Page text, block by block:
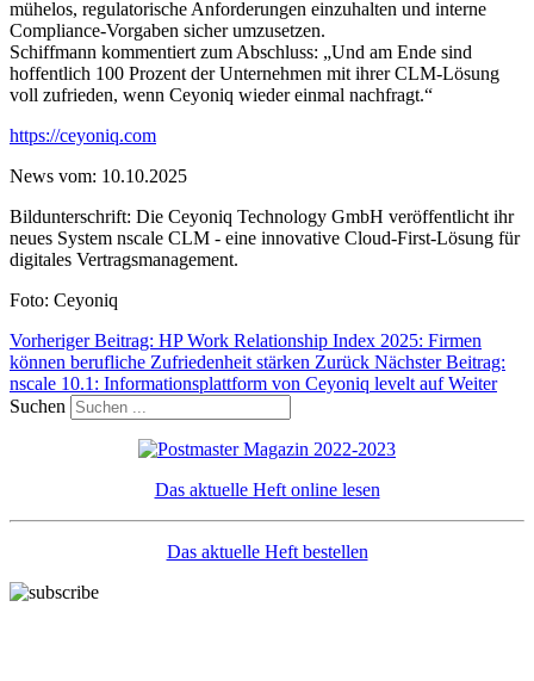
mühelos, regulatorische Anforderungen einzuhalten und interne
Compliance-Vorgaben sicher umzusetzen.
Schiffmann kommentiert zum Abschluss: „Und am Ende sind
hoffentlich 100 Prozent der Unternehmen mit ihrer CLM-Lösung
voll zufrieden, wenn Ceyoniq wieder einmal nachfragt.“
https://ceyoniq.com
News vom: 10.10.2025
Bildunterschrift: Die Ceyoniq Technology GmbH veröffentlicht ihr
neues System nscale CLM - eine innovative Cloud-First-Lösung für
digitales Vertragsmanagement.
Foto: Ceyoniq
Vorheriger Beitrag: HP Work Relationship Index 2025: Firmen
können berufliche Zufriedenheit stärken Zurück Nächster Beitrag:
nscale 10.1: Informationsplattform von Ceyoniq levelt aufWeiter
Suchen
Das aktuelle Heft online lesen
Das aktuelle Heft bestellen